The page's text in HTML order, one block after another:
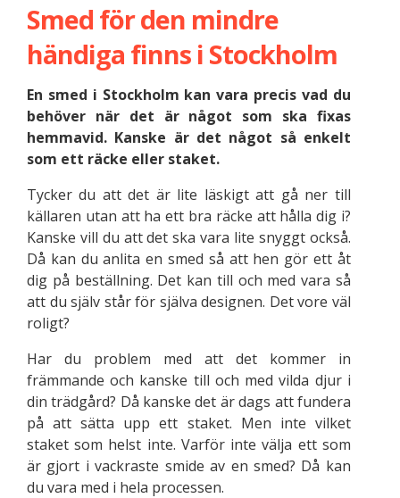
Smed för den mindre
händiga finns i Stockholm
En smed i Stockholm kan vara precis vad du
behöver när det är något som ska fixas
hemmavid. Kanske är det något så enkelt
som ett räcke eller staket.
Tycker du att det är lite läskigt att gå ner till
källaren utan att ha ett bra räcke att hålla dig i?
Kanske vill du att det ska vara lite snyggt också.
Då kan du anlita en smed så att hen gör ett åt
dig på beställning. Det kan till och med vara så
att du själv står för själva designen. Det vore väl
roligt?
Har du problem med att det kommer in
främmande och kanske till och med vilda djur i
din trädgård? Då kanske det är dags att fundera
på att sätta upp ett staket. Men inte vilket
staket som helst inte. Varför inte välja ett som
är gjort i vackraste smide av en smed? Då kan
du vara med i hela processen.